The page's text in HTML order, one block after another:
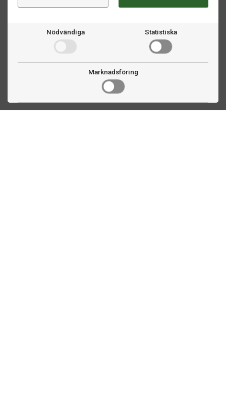
Nödvändiga Statistiska
Marknadsföring